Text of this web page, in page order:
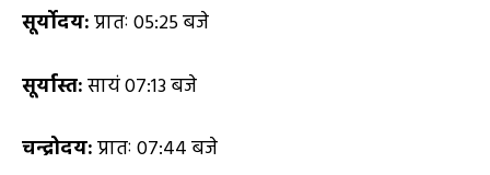
सूर्योदय:प्रातः 05:25 बजे
सूर्यास्त:सायं 07:13 बजे
चन्द्रोदय:प्रातः 07:44 बजे